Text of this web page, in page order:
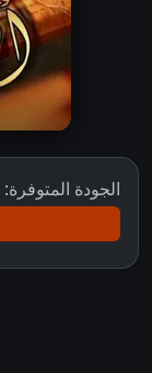
الجودة المتوفرة: